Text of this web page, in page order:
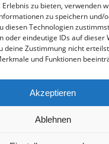
zu bieten, verwenden
zu speichern und/
diesen Technologien
oder eindeutige IDs auf dieser
deine Zustimmung nicht
und Funktionen
Akzeptieren
Ablehnen
2017 - 14:10
catalog!
2017 - 13:33